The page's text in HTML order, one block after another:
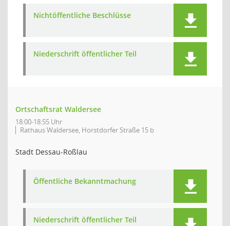
Nichtöffentliche Beschlüsse
Niederschrift öffentlicher Teil
Ortschaftsrat Waldersee
18:00-18:55 Uhr
Rathaus Waldersee, Horstdorfer Straße 15 b
Stadt Dessau-Roßlau
Öffentliche Bekanntmachung
Niederschrift öffentlicher Teil